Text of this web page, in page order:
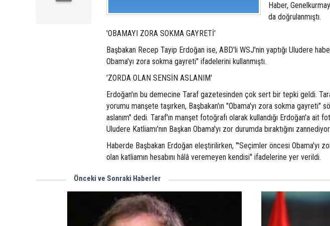
Haber,
da doğrulanmıştı.
'OBAMAYI ZORA SOKMA GAYRETİ'
Başbakan Recep Tayip Erdoğan ise, ABD'li WSJ'nin yaptığı Uludere
Obama'yı zora sokma gayreti" ifadelerini kullanmıştı.
'ZORDA OLAN SENSİN ASLANIM'
Erdoğan'ın bu demecine Taraf gazetesinden çok sert bir tepki geldi.
yorumu manşete taşırken, Başbakan'ın "Obama'yı zora sokma gayreti"
aslanım" dedi. Taraf'ın manşet fotoğrafı olarak kullandığı Erdoğan'a ait
Uludere Katliamı'nın Başkan Obama'yı zor durumda bıraktığını
Haberde Başbakan Erdoğan eleştirilirken, "'Seçimler öncesi Obama'yı
olan katliamın hesabını hâlâ veremeyen kendisi" ifadelerine yer verildi.
Önceki ve Sonraki Haberler